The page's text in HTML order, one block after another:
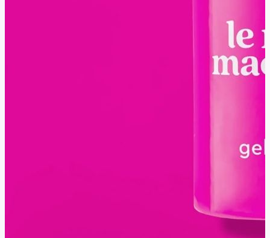
nechty pred výraznou modeláciou lepených gélových
nechtov. Výsledkom je krásna gélová manikúra, ktorá
pôsobí žensky, sofistikovane a zároveň nenútene. Preto
sa hodí na všetky príležitosti a nepôsobí “vulgárne” a
umelo. Le Mini Macaron zároveň reaguje na potreby
spája krásu, pohodlie a prirodzenosť, gél laky Le Mini
Macaron ponúkajú praktické riešenie pre každodennú
Ak váhate a vyberáte medzi gél lakom a gélovými
lepenými nechtami, tak prvá otázka je väčšinou výdrž.